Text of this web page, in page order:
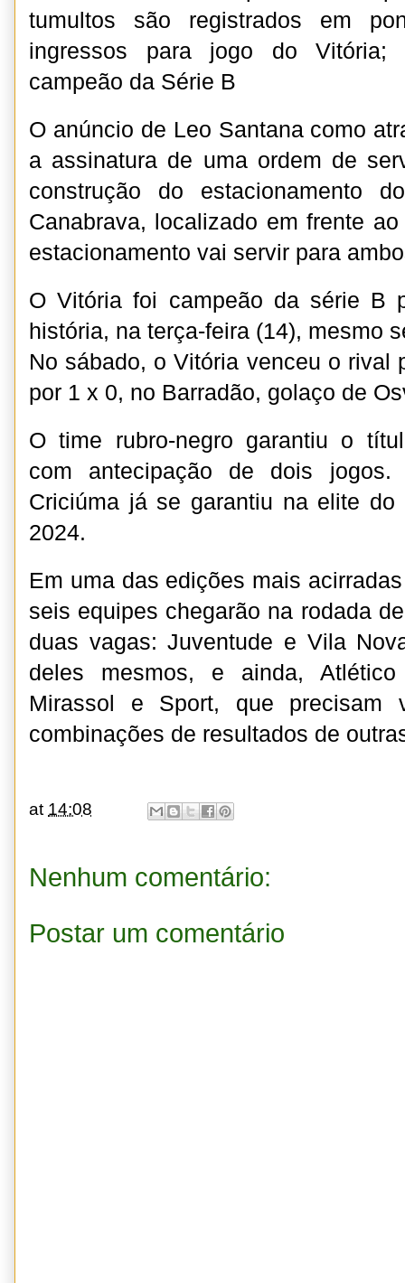
tumultos são registrados em
ingressos para jogo do Vitória;
campeão da Série B
O anúncio de Leo Santana como
a assinatura de uma ordem de
construção do estacionamento
Canabrava, localizado em frente
estacionamento vai servir para
O Vitória foi campeão da série B
história, na terça-feira (14), mesmo
No sábado, o Vitória venceu o rival
por 1 x 0, no Barradão, golaço de
O time rubro-negro garantiu o
com antecipação de dois
Criciúma já se garantiu na elite do
2024.
Em uma das edições mais
seis equipes chegarão na rodada
duas vagas: Juventude e Vila
deles mesmos, e ainda, Atlético
Mirassol e Sport, que precisam
combinações de resultados de
at 14:08
Nenhum comentário:
Postar um comentário